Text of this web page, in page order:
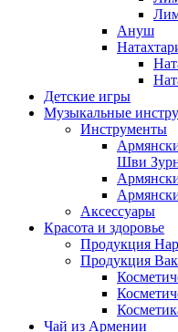
Ануш
Детские игры
Музыкальные
Инструменты
Шви
Аксессуары
Красота и здоровье
Продукция
Продукция
Чай из Армении